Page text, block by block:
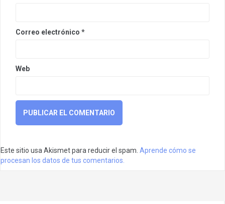
Correo electrónico *
Web
Este sitio usa Akismet para reducir el spam. Aprende cómo se
procesan los datos de tus comentarios.